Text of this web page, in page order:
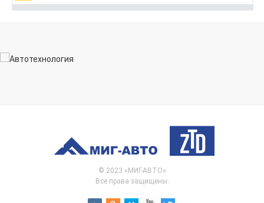
© 2023 «МИГ-АВТО»
Все права защищены.